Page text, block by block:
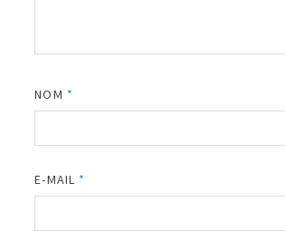
NOM *
E-MAIL *